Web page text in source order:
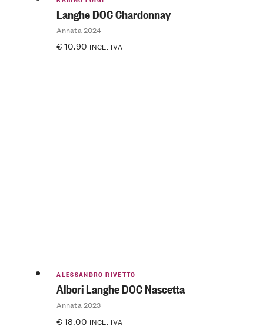
Langhe DOC Chardonnay
Annata 2024
€10.90 INCL. IVA
ALESSANDRO RIVETTO
Albori Langhe DOC Nascetta
Annata 2023
€18.00 INCL. IVA